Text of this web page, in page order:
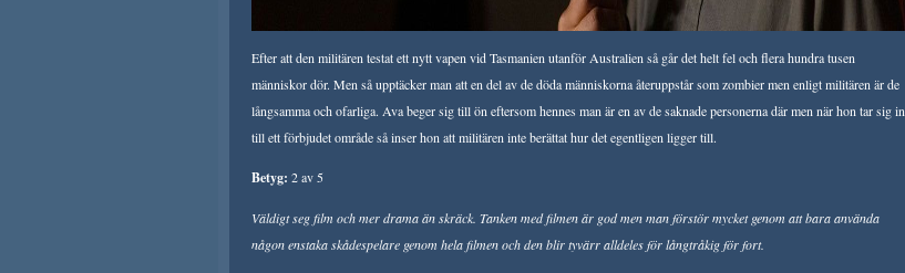
Efter att den militären testat ett nytt vapen vid Tasmanien utanför Australien så går det helt fel och flera hundra tusen
människor dör. Men så upptäcker man att en del av de döda människorna återuppstår som zombier men enligt militären är de
långsamma och ofarliga. Ava beger sig till ön eftersom hennes man är en av de saknade personerna där men när hon tar sig in
till ett förbjudet område så inser hon att militären inte berättat hur det egentligen ligger till.
Betyg: 2 av 5
Väldigt seg film och mer drama än skräck. Tanken med filmen är god men man förstör mycket genom att bara använda
någon enstaka skådespelare genom hela filmen och den blir tyvärr alldeles för långtråkig för fort.